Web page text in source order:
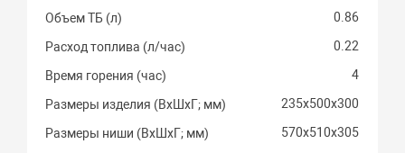
Объем ТБ (л) 0.86
Расход топлива (л/час) 0.22
Время горения (час) 4
Размеры изделия (ВхШхГ; мм) 235х500х300
Размеры ниши (ВхШхГ; мм) 570х510х305